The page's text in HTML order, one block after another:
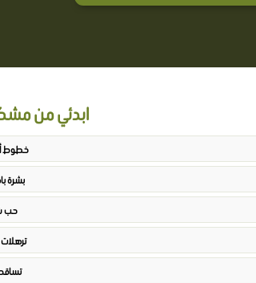
ابدئي من
خطوط
بشرة
حب